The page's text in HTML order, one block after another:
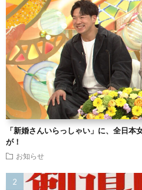
「新婚さんいらっしゃい」に、全日本
が！
お知らせ